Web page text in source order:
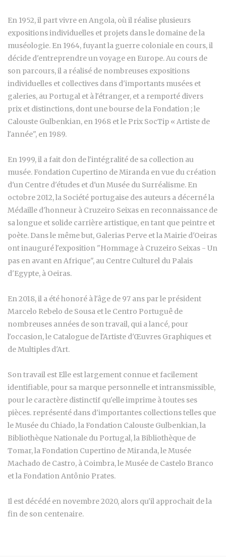
En 1952, il part vivre en Angola, où il réalise plusieurs
expositions individuelles et projets dans le domaine de la
muséologie. En 1964, fuyant la guerre coloniale en cours, il
décide d'entreprendre un voyage en Europe. Au cours de
son parcours, il a réalisé de nombreuses expositions
individuelles et collectives dans d'importants musées et
galeries, au Portugal et à l'étranger, et a remporté divers
prix et distinctions, dont une bourse de la Fondation ; le
Calouste Gulbenkian, en 1968 et le Prix SocTip « Artiste de
l'année", en 1989.
En 1999, il a fait don de l'intégralité de sa collection au
musée. Fondation Cupertino de Miranda en vue du création
d'un Centre d'études et d'un Musée du Surréalisme. En
octobre 2012, la Société portugaise des auteurs a décerné la
Médaille d'honneur à Cruzeiro Seixas en reconnaissance de
sa longue et solide carrière artistique, en tant que peintre et
poète. Dans le même but, Galerias Perve et la Mairie d'Oeiras
ont inauguré l'exposition "Hommage à Cruzeiro Seixas - Un
pas en avant en Afrique", au Centre Culturel du Palais
d'Egypte, à Oeiras.
En 2018, il a été honoré à l'âge de 97 ans par le président
Marcelo Rebelo de Sousa et le Centro Portuguê de
nombreuses années de son travail, qui a lancé, pour
l'occasion, le Catalogue de l'Artiste d'Œuvres Graphiques et
de Multiples d'Art.
Son travail est Elle est largement connue et facilement
identifiable, pour sa marque personnelle et intransmissible,
pour le caractère distinctif qu'elle imprime à toutes ses
pièces. représenté dans d'importantes collections telles que
le Musée du Chiado, la Fondation Calouste Gulbenkian, la
Bibliothèque Nationale du Portugal, la Bibliothèque de
Tomar, la Fondation Cupertino de Miranda, le Musée
Machado de Castro, à Coimbra, le Musée de Castelo Branco
et la Fondation Antônio Prates.
Il est décédé en novembre 2020, alors qu'il approchait de la
fin de son centenaire.